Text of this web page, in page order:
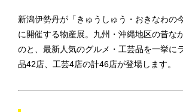
新潟伊勢丹が「きゅうしゅう・おきなわの
に開催する物産展。九州・沖縄地区の昔な
のと、最新人気のグルメ・工芸品を一挙に
品42店、工芸4店の計46店が登場します。